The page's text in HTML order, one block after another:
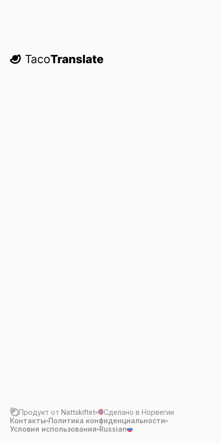
TacoTranslate
Продукт от Nattskiftet
Сделано в Норвегии
Контакты Политика конфиденциальности
Условия использования Russian